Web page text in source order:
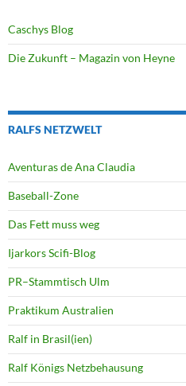
Caschys Blog
Die Zukunft – Magazin von Heyne
RALFS NETZWELT
Aventuras de Ana Claudia
Baseball-Zone
Das Fett muss weg
Ijarkors Scifi-Blog
PR–Stammtisch Ulm
Praktikum Australien
Ralf in Brasil(ien)
Ralf Königs Netzbehausung